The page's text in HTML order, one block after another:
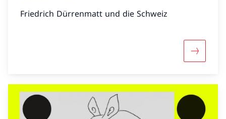
Friedrich Dürrenmatt und die Schweiz
Mehr